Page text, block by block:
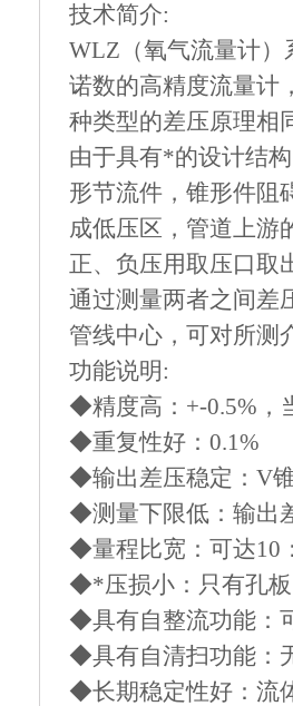
技术简介:
WLZ（氧气流量计）
诺数的高精度流量计
种类型的差压原理相
由于具有*的设计结
形节流件，锥形件阻
成低压区，管道上游
正、负压用取压口取
通过测量两者之间差
管线中心，可对所测
功能说明:
◆精度高：+-0.5%，
◆重复性好：0.1%
◆输出差压稳定：V
◆测量下限低：输出
◆量程比宽：可达10
◆*压损小：只有孔板
◆具有自整流功能：
◆具有自清扫功能：
◆长期稳定性好：流